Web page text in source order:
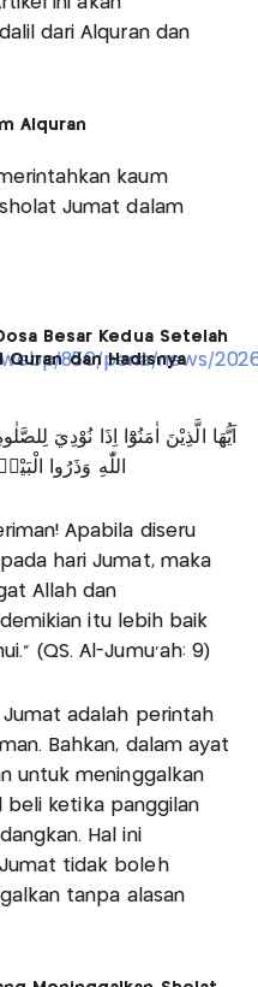
dari Alquran dan
Alquran
kaum
Jumat dalam
Besar Kedua Setelah
Quran dan Hadisnya
اَيُّهَا الَّذِيْنَ اٰمَنُوْٓا اِذَا نُوْدِيَ
اللّٰهِ وَذَرُوا
Apabila diseru
hari Jumat, maka
Allah dan
itu lebih baik
(QS. Al-Jumu’ah: 9)
adalah perintah
Bahkan, dalam ayat
untuk meninggalkan
beli ketika panggilan
Hal ini
tidak boleh
tanpa alasan